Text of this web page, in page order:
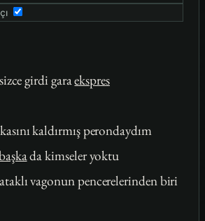
girdi garaekspres
kaldırmış perondaydım
da kimseler yoktu
vagonun pencerelerinden biri